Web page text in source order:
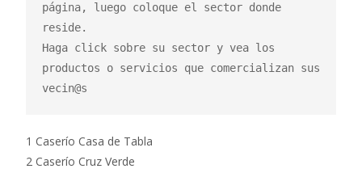
página, luego coloque el sector donde
reside.
Haga click sobre su sector y vea los
productos o servicios que comercializan sus
vecin@s
1 Caserío Casa de Tabla
2 Caserío Cruz Verde